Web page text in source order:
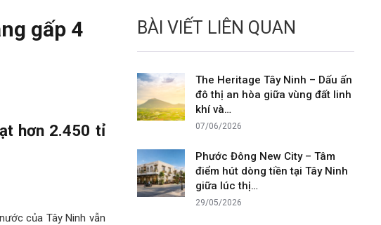
gấp 4
hơn 2.450 tỉ
của Tây Ninh vẫn
BÀI VIẾT LIÊN QUAN
The Heritage Tây Ninh – Dấu ấn
đô thị an hòa giữa vùng đất linh
khí và…
07/06/2026
Phước Đông New City – Tâm
điểm hút dòng tiền tại Tây Ninh
giữa lúc thị…
29/05/2026